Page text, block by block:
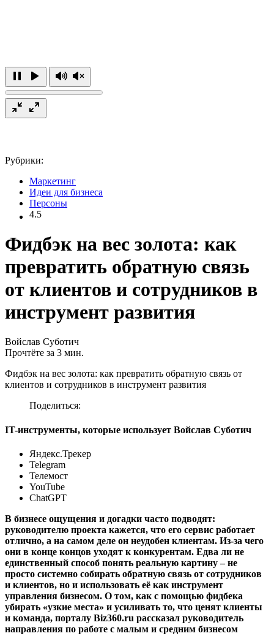
Рубрики:
Маркетинг
Идеи для бизнеса
Персоны
4.5
Фидбэк на вес золота: как
превратить обратную связь
от клиентов и сотрудников в
инструмент развития
Войслав Суботич
Прочтёте за 3 мин.
Фидбэк на вес золота: как превратить обратную связь от
клиентов и сотрудников в инструмент развития
Поделиться:
IT-инструменты, которые использует Войслав Суботич
Яндекс.Трекер
Telegram
Телемост
YouTube
ChatGPT
В бизнесе ощущения и догадки часто подводят:
руководителю проекта кажется, что его сервис работает
отлично, а на самом деле он неудобен клиентам. Из-за чего
они в конце концов уходят к конкурентам. Едва ли не
единственный способ понять реальную картину – не
просто системно собирать обратную связь от сотрудников
и клиентов, но и использовать её как инструмент
управления бизнесом. О том, как с помощью фидбека
убирать «узкие места» и усиливать то, что ценят клиенты
и команда, порталу Biz360.ru рассказал руководитель
направления по работе с малым и средним бизнесом